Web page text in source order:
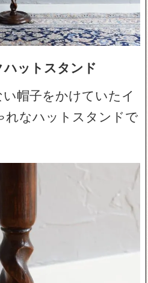
ットスタンド
帽子をかけていたイ
れなハットスタンドで